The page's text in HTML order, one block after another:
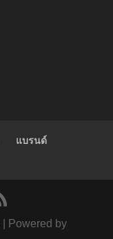
แบรนด์
| Powered by